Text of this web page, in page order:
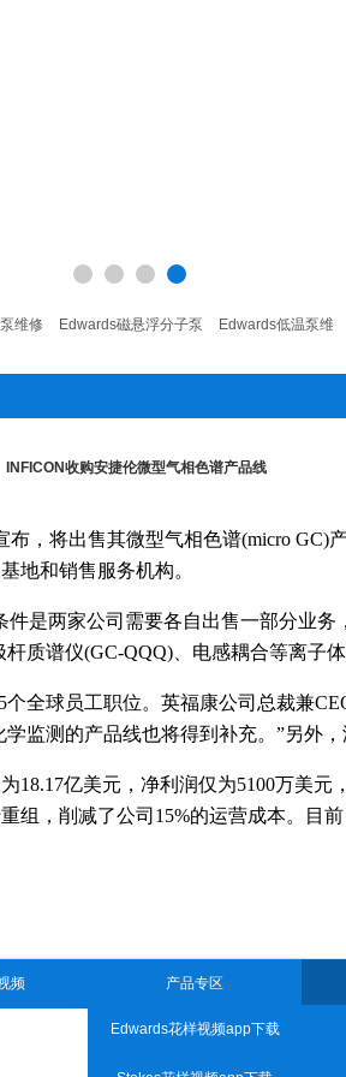
修 Edwards磁悬浮分子泵 Edwards低温泵维修
INFICON收购安捷伦微型气相色谱产品线
，将出售其微型气相色谱(micro GC)产
和销售服务机构。
件是两家公司需要各自出售一部分业
谱仪(GC-QQQ)、电感耦合等离子
球员工职位。英福康公司总裁兼
测的产品线也将得到补充。”另外
美元，净利润仅为5100万美元
，削减了公司15%的运营成本。
频 产品专区
Edwards花样视频app下载